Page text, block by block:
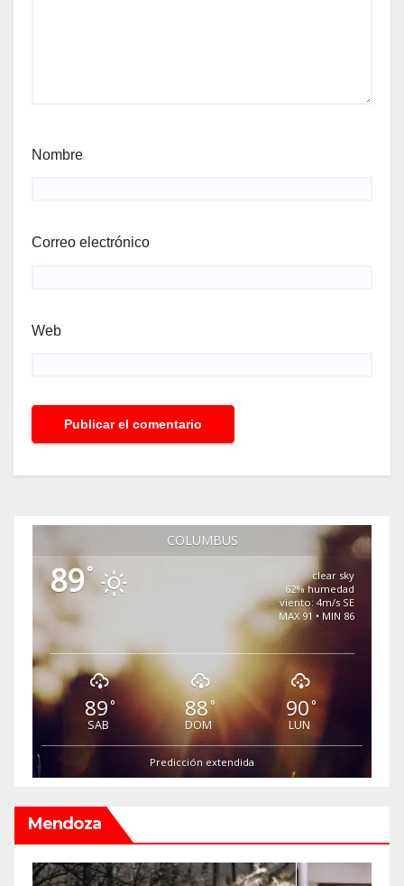
Nombre
Correo electrónico
Web
COLUMBUS
89°
clear sky
62% humedad
viento: 4m/s SE
MAX 91 • MIN 86
89°
SAB
88°
DOM
90°
LUN
Predicción extendida
Mendoza